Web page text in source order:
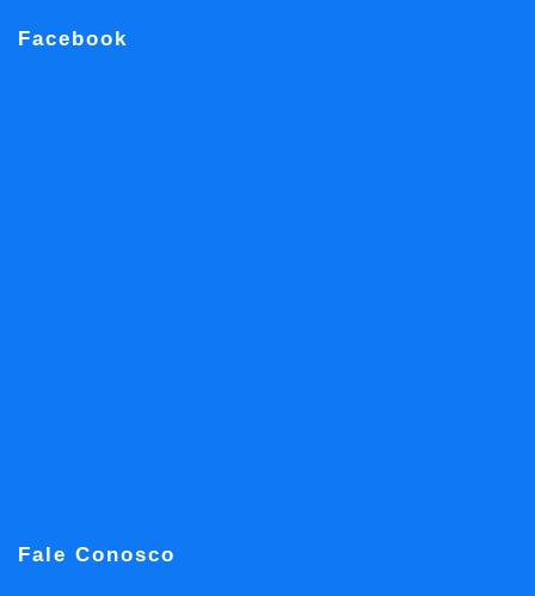
Facebook
Fale Conosco